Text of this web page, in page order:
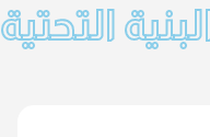
التحتية